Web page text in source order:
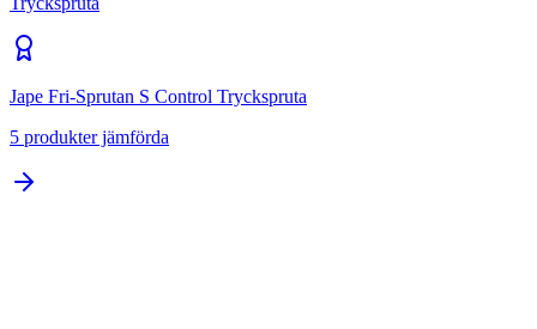
Jape Fri-Sprutan S Control Tryckspruta
5 produkter jämförda